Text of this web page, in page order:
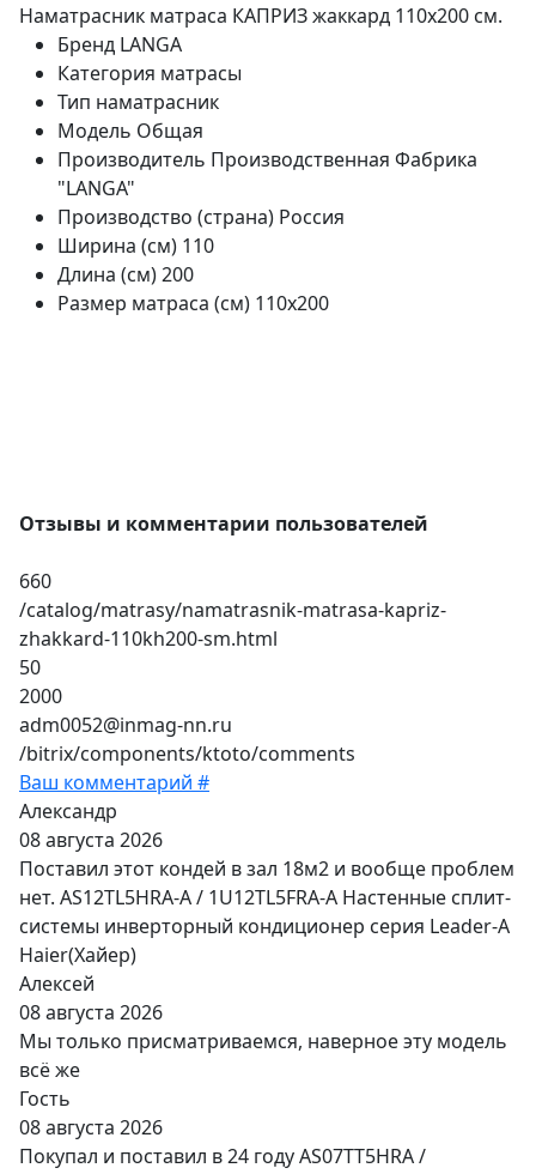
Наматрасник матраса КАПРИЗ жаккард 110х200 см.
Бренд LANGA
Категория матрасы
Тип наматрасник
Модель Общая
Производитель Производственная Фабрика
"LANGA"
Производство (страна) Россия
Ширина (см) 110
Длина (см)200
Размер матраса (см) 110х200
Отзывы и комментарии пользователей
660
/catalog/matrasy/namatrasnik-matrasa-kapriz-
zhakkard-110kh200-sm.html
50
2000
adm0052@inmag-nn.ru
/bitrix/components/ktoto/comments
Ваш комментарий #
Александр
08 августа 2026
Поставил этот кондей в зал 18м2 и вообще проблем
нет. AS12TL5HRA-A / 1U12TL5FRA-A Настенные сплит-
системы инверторный кондиционер серия Leader-A
Haier(Хайер)
Алексей
08 августа 2026
Мы только присматриваемся, наверное эту модель
всё же
Гость
08 августа 2026
Покупал и поставил в 24 году AS07TT5HRA /